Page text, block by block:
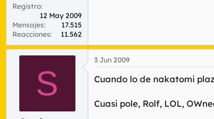
Registro
12 May 2009
Mensajes
17.515
Reacciones
11.562
S
3 Jun 2009
Cuando lo de nakatomi
Cuasi pole, Rolf, LOL,